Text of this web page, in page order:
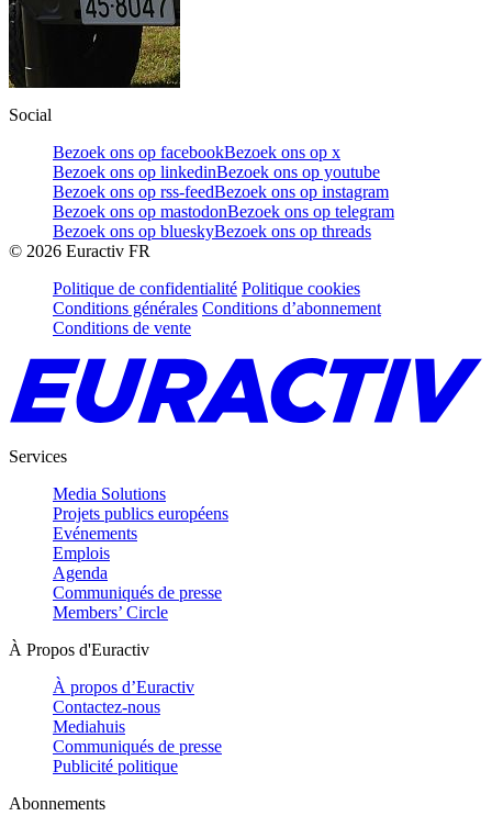
Social
Bezoek ons op facebookBezoek ons op x
Bezoek ons op linkedinBezoek ons op youtube
Bezoek ons op rss-feedBezoek ons op instagram
Bezoek ons op mastodonBezoek ons op telegram
Bezoek ons op blueskyBezoek ons op threads
© 2026 Euractiv FR
Politique de confidentialité Politique cookies
Conditions générales Conditions d’abonnement
Conditions de vente
Services
Media Solutions
Projets publics européens
Evénements
Emplois
Agenda
Communiqués de presse
Members’ Circle
À Propos d'Euractiv
À propos d’Euractiv
Contactez-nous
Mediahuis
Communiqués de presse
Publicité politique
Abonnements